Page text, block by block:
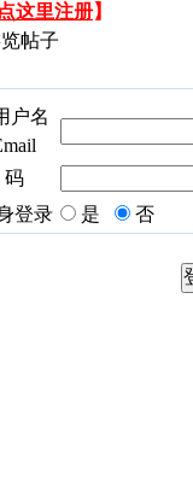
点这里注册】
帖子
户名
码
登录
是 否